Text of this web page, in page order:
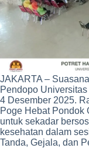
JAKARTA –
Pendopo
4 Desember 2025.
Poge Hebat Pondok
untuk sekadar
kesehatan dalam
Tanda, Gejala, dan